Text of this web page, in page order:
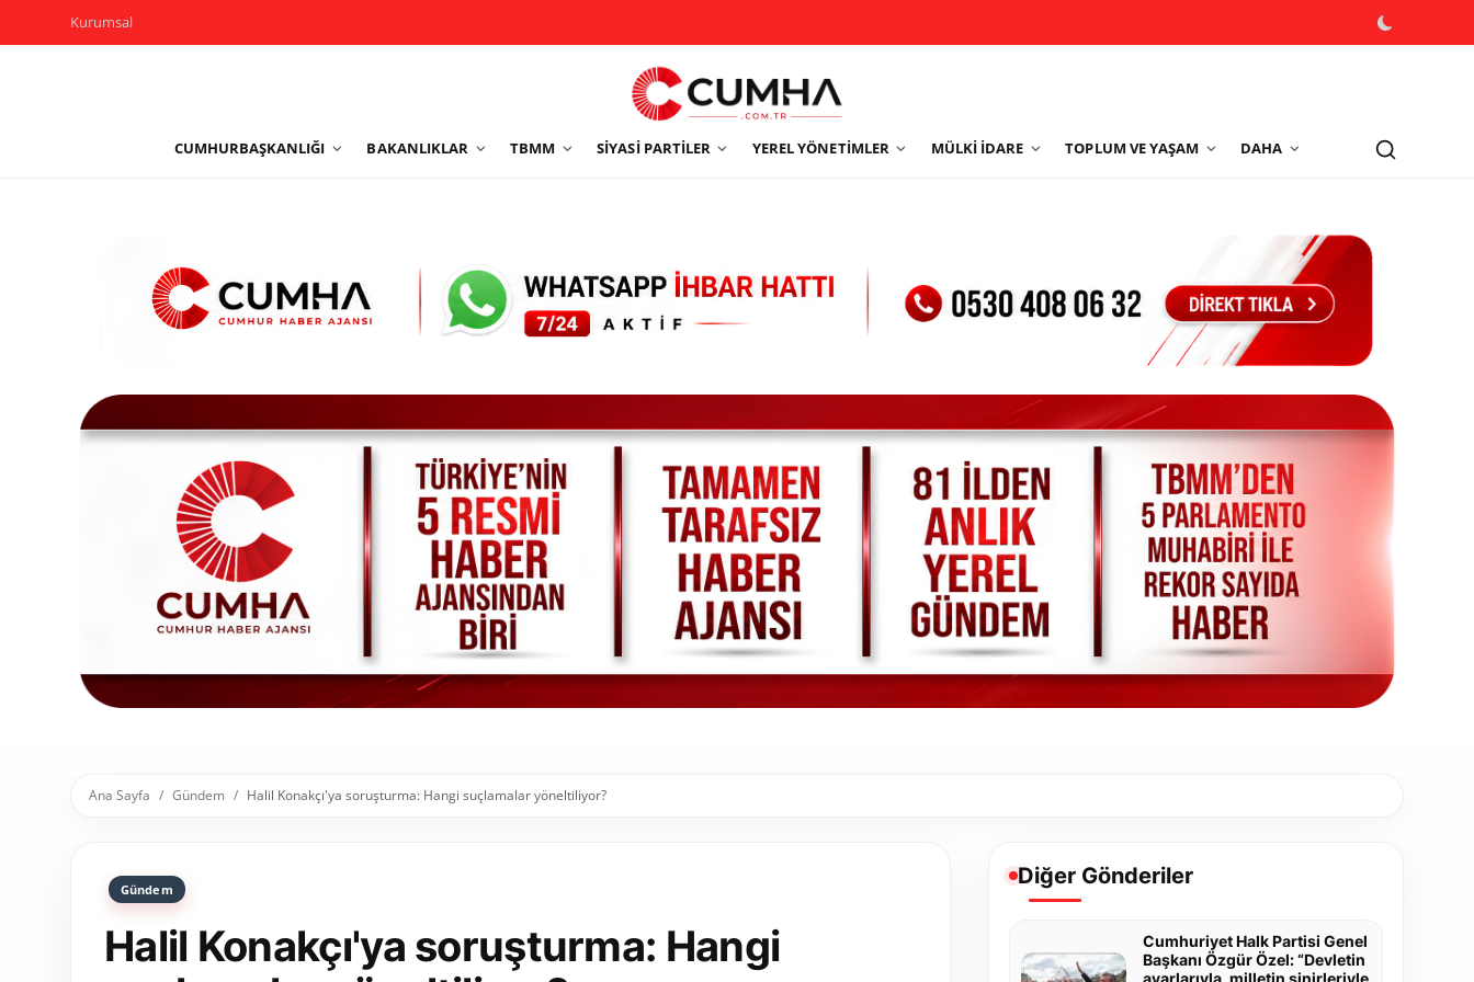
Kurumsal
CUMHURBAŞKANLIĞI BAKANLIKLAR TBMM SIYASI PARTILER YEREL YÖNETIMLER MÜLKI İDARE TOPLUM VE YAŞAM DAHA
Yerel Yönetimler
Sivil Toplum Kuruluşları
Kamu Kurumları ve Üst Kurullar
Resmi Reklamlar
Ana Sayfa Gündem Halil Konakçı'ya soruşturma: Hangi suçlamalar yöneltiliyor?
Gündem
Halil Konakçı'ya soruşturma: Hangi
Diğer Gönderiler
Cumhuriyet Halk Partisi Genel
Başkanı Özgür Özel: “Devletin